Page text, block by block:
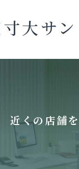
大サ
近くの店舗